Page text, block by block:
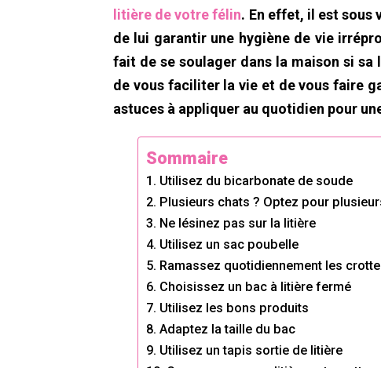
litière de votre félin. En effet, il est sous
de lui garantir une hygiène de vie
fait de se soulager dans la maison si
de vous faciliter la vie et de vous faire
astuces à appliquer au quotidien pour
Sommaire
1. Utilisez du bicarbonate de soude
2. Plusieurs chats ? Optez pour
3. Ne lésinez pas sur la litière
4. Utilisez un sac poubelle
5. Ramassez quotidiennement les
6. Choisissez un bac à litière fermé
7. Utilisez les bons produits
8. Adaptez la taille du bac
9. Utilisez un tapis sortie de litière